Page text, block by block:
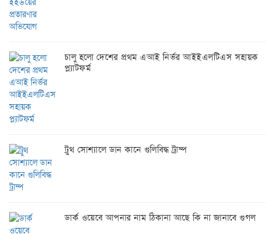
চালু হলো দেশের প্রথম এআই নির্ভর আইইএলটিএস সহায়ক
প্ল্যাটফর্ম
ট্রুথ সোশ্যালে ডান কানে গুলিবিদ্ধ ট্রাম্প
ডার্ক ওয়েবে আপনার নাম ঠিকানা আছে কি না জানাবে গুগল